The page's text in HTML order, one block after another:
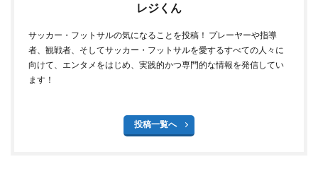
レジくん
サッカー・フットサルの気になることを投稿！ プレーヤーや指導
者、観戦者、そしてサッカー・フットサルを愛するすべての人々に
向けて、エンタメをはじめ、実践的かつ専門的な情報を発信してい
ます！
投稿一覧へ